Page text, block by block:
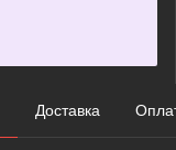
Доставка